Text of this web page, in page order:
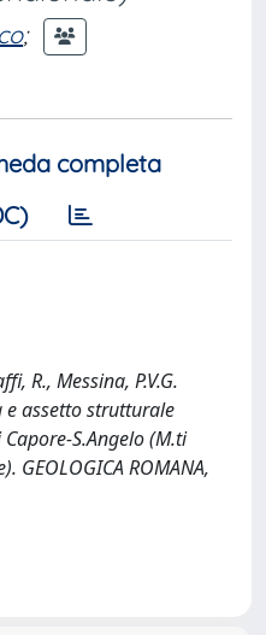
;
completa
R., Messina, P.V.G.
assetto strutturale
S.Angelo (M.ti
GEOLOGICA ROMANA,